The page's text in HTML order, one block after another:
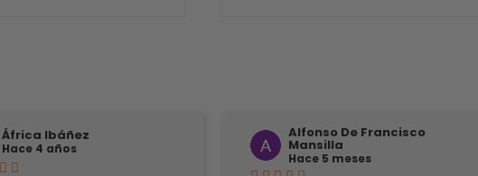
África Ibáñez
Hace 4 años
Alfonso De Francisco
Mansilla
Hace 5 meses